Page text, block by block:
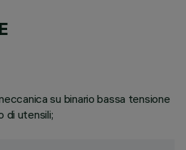
su binario bassa tensione
di utensili;